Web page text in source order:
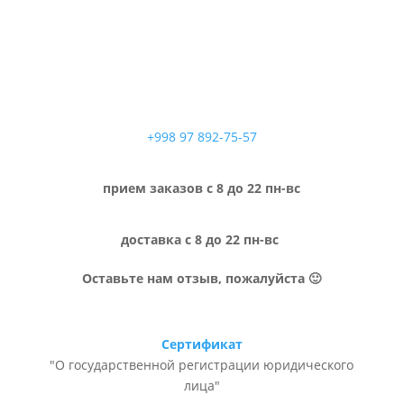
+998 97 892-75-57
прием заказов с 8 до 22 пн-вс
доставка с 8 до 22 пн-вс
Оставьте нам отзыв, пожалуйста 🙂
Сертификат
"О государственной регистрации юридического
лица"